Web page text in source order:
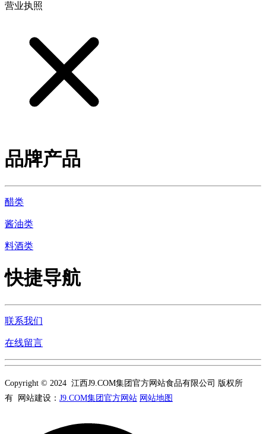
营业执照
品牌产品
醋类
酱油类
料酒类
快捷导航
联系我们
在线留言
Copyright © 2024 江西J9.COM集团官方网站食品有限公司 版权所
有 网站建设： J9.COM集团官方网站 网站地图